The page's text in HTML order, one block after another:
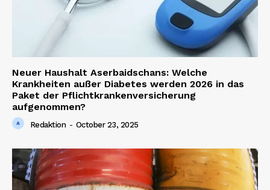
News Week
Neuer Haushalt Aserbaidschans: Welche
Krankheiten außer Diabetes werden 2026 in das
Paket der Pflichtkrankenversicherung
aufgenommen?
Redaktion - October 23, 2025